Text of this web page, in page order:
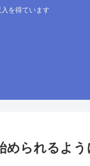
を得ています
められるよう